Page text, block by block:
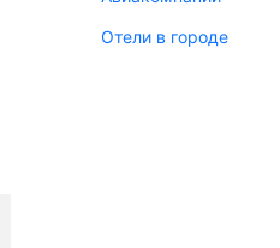
Отели в городе